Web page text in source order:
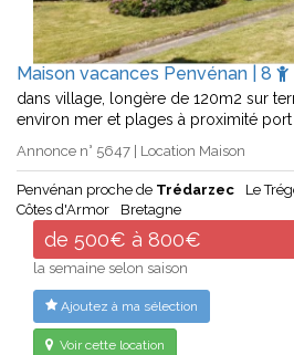
Maison vacances Penvénan | 8
dans village, longère de 120m2 sur
environ mer et plages à proximité port
Annonce n° 5647 | Location Maison
Penvénan proche de Trédarzec
Le
Côtes d'Armor
Bretagne
de 500€ à 800€
la semaine selon saison
Ajoutez à ma sélection
Voir cette location